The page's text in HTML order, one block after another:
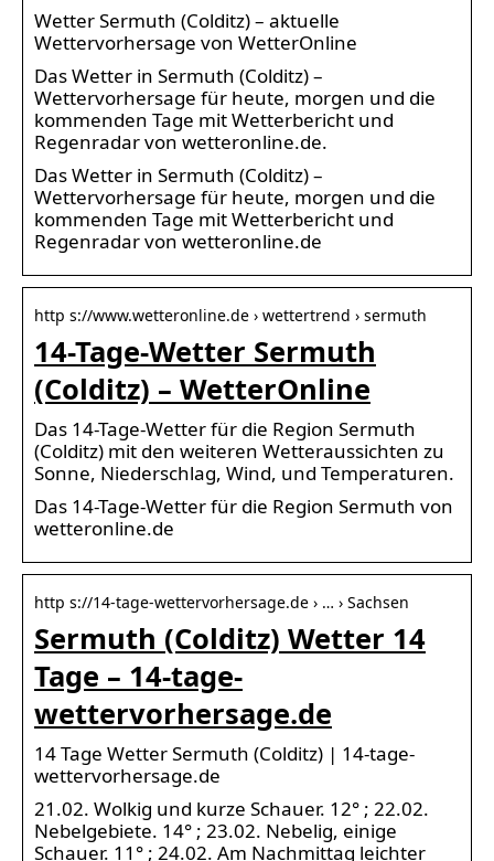
Wetter Sermuth (Colditz) – aktuelle
Wettervorhersage von WetterOnline
Das Wetter in Sermuth (Colditz) –
Wettervorhersage für heute, morgen und die
kommenden Tage mit Wetterbericht und
Regenradar von wetteronline.de.
Das Wetter in Sermuth (Colditz) –
Wettervorhersage für heute, morgen und die
kommenden Tage mit Wetterbericht und
Regenradar von wetteronline.de
http s://www.wetteronline.de › wettertrend › sermuth
14-Tage-Wetter Sermuth
(Colditz) – WetterOnline
Das 14-Tage-Wetter für die Region Sermuth
(Colditz) mit den weiteren Wetteraussichten zu
Sonne, Niederschlag, Wind, und Temperaturen.
Das 14-Tage-Wetter für die Region Sermuth von
wetteronline.de
http s://14-tage-wettervorhersage.de › … › Sachsen
Sermuth (Colditz) Wetter 14
Tage – 14-tage-
wettervorhersage.de
14 Tage Wetter Sermuth (Colditz) | 14-tage-
wettervorhersage.de
21.02. Wolkig und kurze Schauer. 12° ; 22.02.
Nebelgebiete. 14° ; 23.02. Nebelig, einige
Schauer. 11° ; 24.02. Am Nachmittag leichter